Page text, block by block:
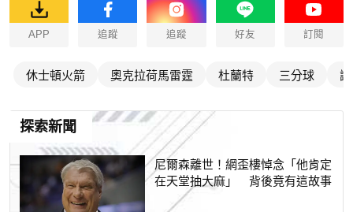
APP 追蹤 追蹤 好友 訂閱
休士頓火箭 奧克拉荷馬雷霆 杜蘭特 三分球
探索新聞
尼爾森離世！網歪樓悼念「他肯定
在天堂抽大麻」 背後竟有這故事